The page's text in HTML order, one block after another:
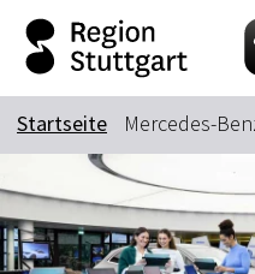
Suchbegriff
Das könnte Sie
Startseite Mercedes-